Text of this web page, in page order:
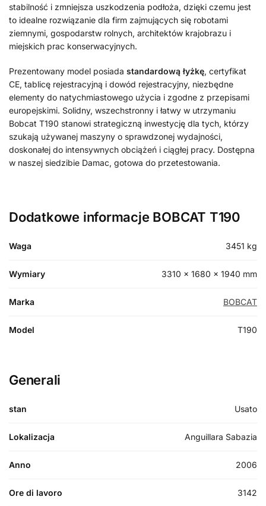
stabilność i zmniejsza uszkodzenia podłoża, dzięki czemu jest
to idealne rozwiązanie dla firm zajmujących się robotami
ziemnymi, gospodarstw rolnych, architektów krajobrazu i
miejskich prac konserwacyjnych.
Prezentowany model posiada standardową łyżkę, certyfikat
CE, tablicę rejestracyjną i dowód rejestracyjny, niezbędne
elementy do natychmiastowego użycia i zgodne z przepisami
europejskimi. Solidny, wszechstronny i łatwy w utrzymaniu
Bobcat T190 stanowi strategiczną inwestycję dla tych, którzy
szukają używanej maszyny o sprawdzonej wydajności,
doskonałej do intensywnych obciążeń i ciągłej pracy. Dostępna
w naszej siedzibie Damac, gotowa do przetestowania.
Dodatkowe informacje BOBCAT T190
Waga 3451 kg
Wymiary 3310 × 1680 × 1940 mm
Marka BOBCAT
Model T190
Generali
stan Usato
Lokalizacja Anguillara Sabazia
Anno 2006
Ore di lavoro 3142